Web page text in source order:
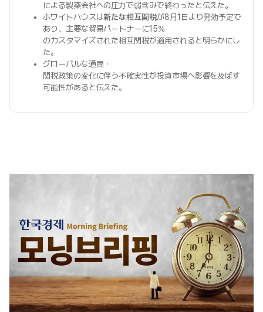
による製薬会社への圧力で弱含みで終わったと伝えた。
ホワイトハウスは新たな相互関税が8月1日より発効予定で
あり、主要な貿易パートナーに15%
のカスタマイズされた相互関税が適用されると明らかにし
た。
グローバルな通商・
関税政策の変化に伴う不確実性が投資市場へ影響を及ぼす
可能性があると伝えた。